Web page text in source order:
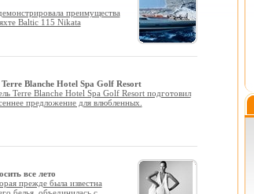
преимущества
Baltic 115 Nikata
Blanche Hotel Spa Golf Resort
Terre Blanche Hotel Spa Golf Resort подготовил
предложение для влюбленных.
все лето
прежде была известна